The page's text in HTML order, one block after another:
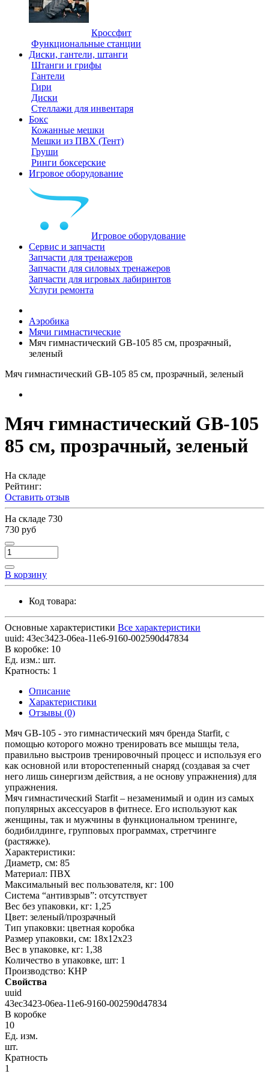
Кроссфит
Функциональные станции
Диски, гантели, штанги
Штанги и грифы
Гантели
Гири
Диски
Стеллажи для инвентаря
Бокс
Кожанные мешки
Мешки из ПВХ (Тент)
Груши
Ринги боксерские
Игровое оборудование
Игровое оборудование
Сервис и запчасти
Запчасти для тренажеров
Запчасти для силовых тренажеров
Запчасти для игровых лабиринтов
Услуги ремонта
Аэробика
Мячи гимнастические
Мяч гимнастический GB-105 85 см, прозрачный,
зеленый
Мяч гимнастический GB-105 85 см, прозрачный, зеленый
Мяч гимнастический GB-105
85 см, прозрачный, зеленый
На складе
Рейтинг:
Оставить отзыв
На складе 730
730 руб
В корзину
Код товара:
Основные характеристики Все характеристики
uuid: 43ec3423-06ea-11e6-9160-002590d47834
В коробке: 10
Ед. изм.: шт.
Кратность: 1
Описание
Характеристики
Отзывы (0)
Мяч GB-105 - это гимнастический мяч бренда Starfit, с
помощью которого можно тренировать все мышцы тела,
правильно выстроив тренировочный процесс и используя его
как основной или второстепенный снаряд (создавая за счет
него лишь синергизм действия, а не основу упражнения) для
упражнения.
Мяч гимнастический Starfit – незаменимый и один из самых
популярных аксессуаров в фитнесе. Его используют как
женщины, так и мужчины в функциональном тренинге,
бодибилдинге, групповых программах, стретчинге
(растяжке).
Характеристики:
Диаметр, см: 85
Материал: ПВХ
Максимальный вес пользователя, кг: 100
Система “антивзрыв”: отсутствует
Вес без упаковки, кг: 1,25
Цвет: зеленый/прозрачный
Тип упаковки: цветная коробка
Размер упаковки, см: 18х12х23
Вес в упаковке, кг: 1,38
Количество в упаковке, шт: 1
Производство: КНР
Свойства
uuid
43ec3423-06ea-11e6-9160-002590d47834
В коробке
10
Ед. изм.
шт.
Кратность
1